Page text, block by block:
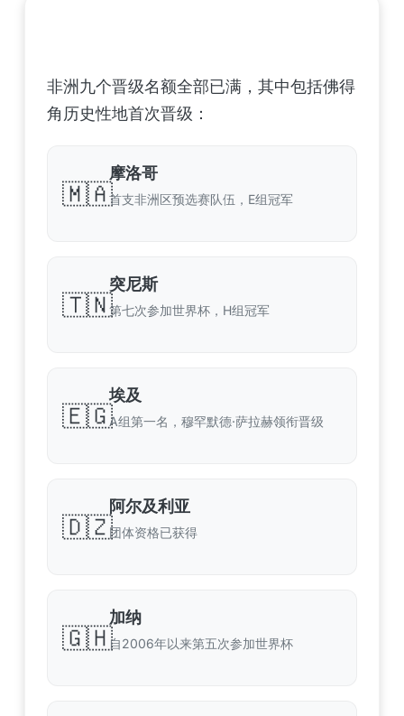
非洲九个晋级名额全部已满，其中包括佛得
角历史性地首次晋级：
🇲🇦
摩洛哥
首支非洲区预选赛队伍，E组冠军
🇹🇳
突尼斯
第七次参加世界杯，H组冠军
🇪🇬
埃及
A组第一名，穆罕默德·萨拉赫领衔晋级
🇩🇿
阿尔及利亚
团体资格已获得
🇬🇭
加纳
自2006年以来第五次参加世界杯